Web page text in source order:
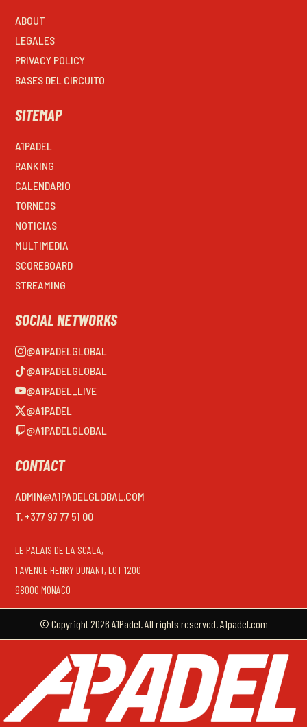
ABOUT
LEGALES
PRIVACY POLICY
BASES DEL CIRCUITO
SITEMAP
A1PADEL
RANKING
CALENDARIO
TORNEOS
NOTICIAS
MULTIMEDIA
SCOREBOARD
STREAMING
SOCIAL NETWORKS
@A1PADELGLOBAL
@A1PADELGLOBAL
@A1PADEL_LIVE
@A1PADEL
@A1PADELGLOBAL
CONTACT
ADMIN@A1PADELGLOBAL.COM
T. +377 97 77 51 00
LE PALAIS DE LA SCALA,
1 AVENUE HENRY DUNANT, LOT 1200
98000 MONACO
© Copyright 2026 A1Padel. All rights reserved. A1padel.com